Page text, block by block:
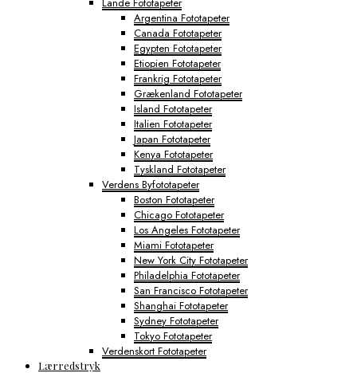
Argentina Fototapeter
Canada Fototapeter
Egypten Fototapeter
Etiopien Fototapeter
Frankrig Fototapeter
Grækenland Fototapeter
Island Fototapeter
Italien Fototapeter
Japan Fototapeter
Kenya Fototapeter
Tyskland Fototapeter
Verdens Byfototapeter
Boston Fototapeter
Chicago Fototapeter
Los Angeles Fototapeter
Miami Fototapeter
New York City Fototapeter
Philadelphia Fototapeter
San Francisco Fototapeter
Shanghai Fototapeter
Sydney Fototapeter
Tokyo Fototapeter
Verdenskort Fototapeter
Lærredstryk